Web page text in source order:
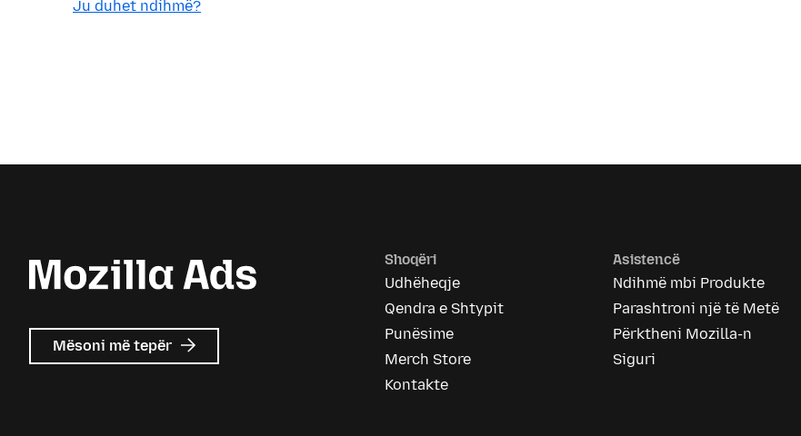
Ju duhet ndihmë?
Mësoni më tepër mbi
Mozilla
Shoqëri
Udhëheqje
Qendra e Shtypit
Punësime
Merch Store
Kontakte
Asistencë
Ndihmë mbi Produkte
Parashtroni një të Metë
Përktheni Mozilla-n
Siguri